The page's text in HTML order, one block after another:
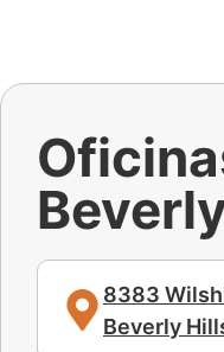
8383
Beverly